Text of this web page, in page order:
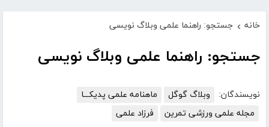
خانه › جستجو: راهنما علمی وبلاگ نویسی
جستجو: راهنما علمی وبلاگ نویسی
نویسندگان: وبلاگ گوگل
ماهنامه علمی پدیکـــا
مجله علمی ورزشی تمرین
فرزاد علمی